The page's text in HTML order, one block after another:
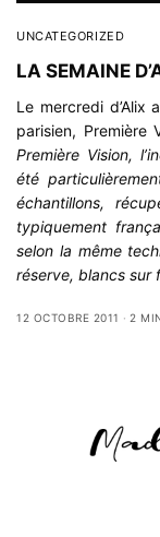
UNCATEGORIZED
LA SEMAINE
Le mercredi
parisien, Première
Première Vision,
été
échantillons,
typiquement
selon la même
réserve, blancs sur
12 OCTOBRE 2011 2